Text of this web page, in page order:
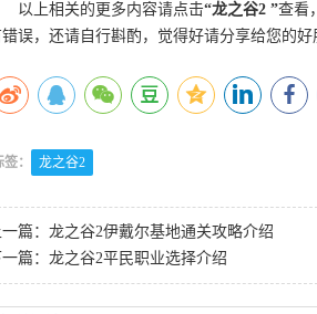
以上相关的更多内容请点击“龙之谷2 ”查看
误，还请自行斟酌，觉得好请分享给您的好
： 龙之谷2
一篇： 龙之谷2伊戴尔基地通关攻略介绍
一篇： 龙之谷2平民职业选择介绍